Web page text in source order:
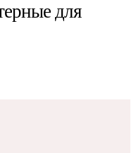
для